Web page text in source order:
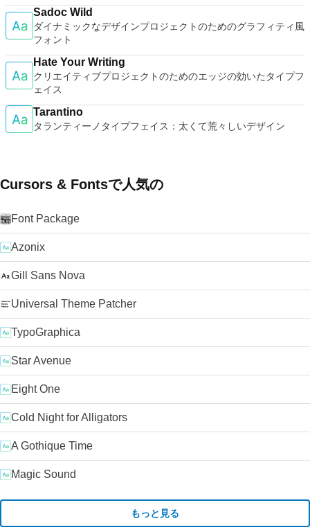
Sadoc Wild
ダイナミックなデザインプロジェクトのためのグラフィティ風
フォント
Hate Your Writing
クリエイティブプロジェクトのためのエッジの効いたタイプフ
ェイス
Tarantino
タランティーノタイプフェイス：太くて荒々しいデザイン
Cursors & Fontsで人気の
Font Package
Azonix
Gill Sans Nova
Universal Theme Patcher
TypoGraphica
Star Avenue
Eight One
Cold Night for Alligators
A Gothique Time
Magic Sound
もっと見る